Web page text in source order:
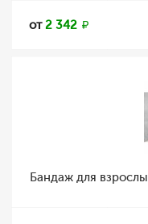
от2 342
Бандаж для